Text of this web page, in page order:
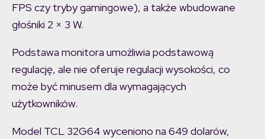
FPS czy tryby gamingowe), a także wbudowane
głośniki 2 × 3 W.
Podstawa monitora umożliwia podstawową
regulację, ale nie oferuje regulacji wysokości, co
może być minusem dla wymagających
użytkowników.
Model TCL 32G64 wyceniono na 649 dolarów,